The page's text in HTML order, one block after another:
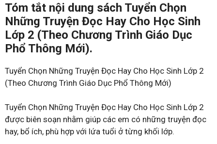
Tóm tắt nội dung sách Tuyển Chọn
Những Truyện Đọc Hay Cho Học Sinh
Lớp 2 (Theo Chương Trình Giáo Dục
Phổ Thông Mới).
Tuyển Chọn Những Truyện Đọc Hay Cho Học Sinh Lớp 2
(Theo Chương Trình Giáo Dục Phổ Thông Mới)
Tuyển Chọn Những Truyện Đọc Hay Cho Học Sinh Lớp 2
được biên soạn nhằm giúp các em có những truyện đọc
hay, bổ ích, phù hợp với lứa tuổi ở từng khối lớp.